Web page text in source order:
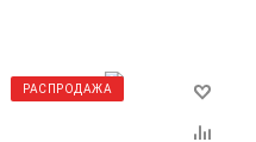
РАСПРОДАЖА